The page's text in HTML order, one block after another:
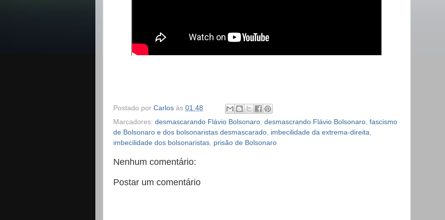
Postado por Carlos às 01:48
Marcadores: desmascarando Flávio Bolsonaro desmascrando Flávio Bolsonaro fascismo
de Bolsonaro e dos bolsonaristas desmascarado imbecilidade da extrema-direita
imbecilidade dos bolsonaristas prisão de Bolsonaro
Nenhum comentário:
Postar um comentário